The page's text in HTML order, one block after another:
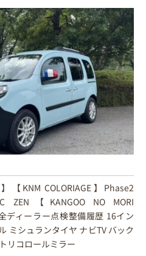
KNM COLORIAGE】Phase2
ZEN【KANGOO NO MORI
ディーラー点検整備履歴 16イン
ミシュランタイヤ ナビTV バック
リコロールミラー